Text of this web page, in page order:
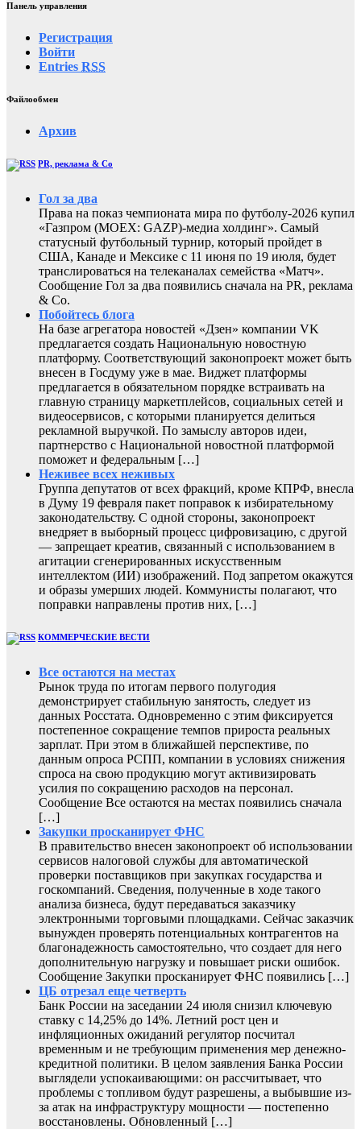
Панель управления
Регистрация
Войти
Entries RSS
Файлообмен
Архив
PR, реклама & Co
Гол за два
Права на показ чемпионата мира по футболу-2026 купил
«Газпром (MOEX: GAZP)-медиа холдинг». Самый
статусный футбольный турнир, который пройдет в
США, Канаде и Мексике с 11 июня по 19 июля, будет
транслироваться на телеканалах семейства «Матч».
Сообщение Гол за два появились сначала на PR, реклама
& Co.
Побойтесь блога
На базе агрегатора новостей «Дзен» компании VK
предлагается создать Национальную новостную
платформу. Соответствующий законопроект может быть
внесен в Госдуму уже в мае. Виджет платформы
предлагается в обязательном порядке встраивать на
главную страницу маркетплейсов, социальных сетей и
видеосервисов, с которыми планируется делиться
рекламной выручкой. По замыслу авторов идеи,
партнерство с Национальной новостной платформой
поможет и федеральным […]
Неживее всех неживых
Группа депутатов от всех фракций, кроме КПРФ, внесла
в Думу 19 февраля пакет поправок к избирательному
законодательству. С одной стороны, законопроект
внедряет в выборный процесс цифровизацию, с другой
— запрещает креатив, связанный с использованием в
агитации сгенерированных искусственным
интеллектом (ИИ) изображений. Под запретом окажутся
и образы умерших людей. Коммунисты полагают, что
поправки направлены против них, […]
КОММЕРЧЕСКИЕ ВЕСТИ
Все остаются на местах
Рынок труда по итогам первого полугодия
демонстрирует стабильную занятость, следует из
данных Росстата. Одновременно с этим фиксируется
постепенное сокращение темпов прироста реальных
зарплат. При этом в ближайшей перспективе, по
данным опроса РСПП, компании в условиях снижения
спроса на свою продукцию могут активизировать
усилия по сокращению расходов на персонал.
Сообщение Все остаются на местах появились сначала
[…]
Закупки просканирует ФНС
В правительство внесен законопроект об использовании
сервисов налоговой службы для автоматической
проверки поставщиков при закупках государства и
госкомпаний. Сведения, полученные в ходе такого
анализа бизнеса, будут передаваться заказчику
электронными торговыми площадками. Сейчас заказчик
вынужден проверять потенциальных контрагентов на
благонадежность самостоятельно, что создает для него
дополнительную нагрузку и повышает риски ошибок.
Сообщение Закупки просканирует ФНС появились […]
ЦБ отрезал еще четверть
Банк России на заседании 24 июля снизил ключевую
ставку с 14,25% до 14%. Летний рост цен и
инфляционных ожиданий регулятор посчитал
временным и не требующим применения мер денежно-
кредитной политики. В целом заявления Банка России
выглядели успокаивающими: он рассчитывает, что
проблемы с топливом будут разрешены, а выбывшие из-
за атак на инфраструктуру мощности — постепенно
восстановлены. Обновленный […]